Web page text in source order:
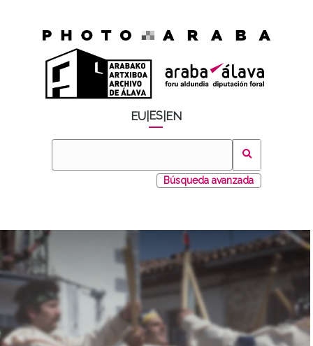
EU ES EN
Búsqueda avanzada